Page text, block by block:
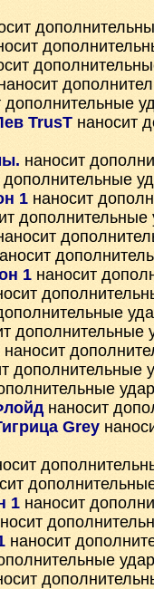
дополнительные
TrusT наносит
наносит
дополнительные
1 наносит
дополнительные
1 наносит
дополнительные
наносит
дополнительные
наносит
Grey
1 наносит
наносит